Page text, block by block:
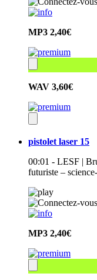
MP3 2,40€
WAV 3,60€
pistolet laser 15
00:01 - LESF |
futuriste –
MP3 2,40€